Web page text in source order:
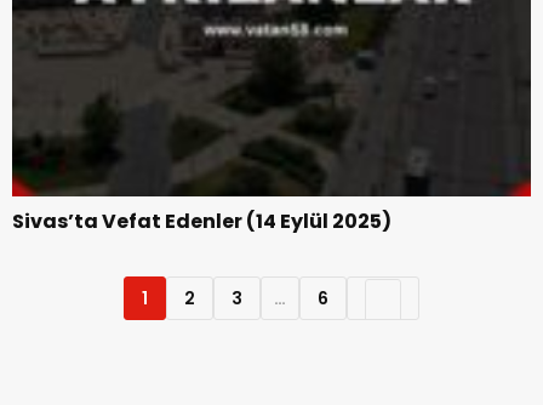
Sivas’ta Vefat Edenler (14 Eylül 2025)
1 2 3 … 6